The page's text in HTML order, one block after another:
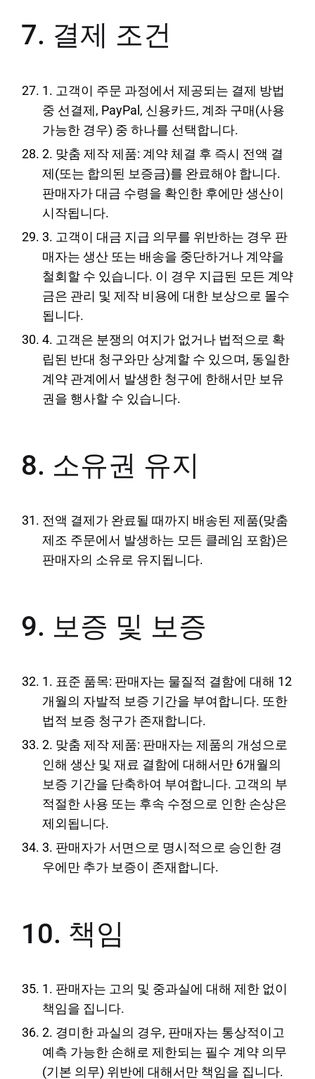
7. 결제 조건
1. 고객이 주문 과정에서 제공되는 결제 방법
중 선결제, PayPal, 신용카드, 계좌 구매(사용
가능한 경우) 중 하나를 선택합니다.
2. 맞춤 제작 제품: 계약 체결 후 즉시 전액 결
제(또는 합의된 보증금)를 완료해야 합니다.
판매자가 대금 수령을 확인한 후에만 생산이
시작됩니다.
3. 고객이 대금 지급 의무를 위반하는 경우 판
매자는 생산 또는 배송을 중단하거나 계약을
철회할 수 있습니다. 이 경우 지급된 모든 계약
금은 관리 및 제작 비용에 대한 보상으로 몰수
됩니다.
4. 고객은 분쟁의 여지가 없거나 법적으로 확
립된 반대 청구와만 상계할 수 있으며, 동일한
계약 관계에서 발생한 청구에 한해서만 보유
권을 행사할 수 있습니다.
8. 소유권 유지
전액 결제가 완료될 때까지 배송된 제품(맞춤
제조 주문에서 발생하는 모든 클레임 포함)은
판매자의 소유로 유지됩니다.
9. 보증 및 보증
1. 표준 품목: 판매자는 물질적 결함에 대해 12
개월의 자발적 보증 기간을 부여합니다. 또한
법적 보증 청구가 존재합니다.
2. 맞춤 제작 제품: 판매자는 제품의 개성으로
인해 생산 및 재료 결함에 대해서만 6개월의
보증 기간을 단축하여 부여합니다. 고객의 부
적절한 사용 또는 후속 수정으로 인한 손상은
제외됩니다.
3. 판매자가 서면으로 명시적으로 승인한 경
우에만 추가 보증이 존재합니다.
10. 책임
1. 판매자는 고의 및 중과실에 대해 제한 없이
책임을 집니다.
2. 경미한 과실의 경우, 판매자는 통상적이고
예측 가능한 손해로 제한되는 필수 계약 의무
(기본 의무) 위반에 대해서만 책임을 집니다.